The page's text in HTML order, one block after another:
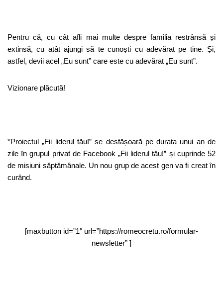
Pentru că, cu cât afli mai multe despre familia restrânsă și
extinsă, cu atât ajungi să te cunoști cu adevărat pe tine. Și,
astfel, devii acel „Eu sunt” care este cu adevărat „Eu sunt”.
Vizionare plăcută!
*Proiectul „Fii liderul tău!” se desfășoară pe durata unui an de
zile în grupul privat de Facebook „Fii liderul tău!” și cuprinde 52
de misiuni săptămânale. Un nou grup de acest gen va fi creat în
curând.
[maxbutton id=”1″ url=”https://romeocretu.ro/formular-
newsletter” ]